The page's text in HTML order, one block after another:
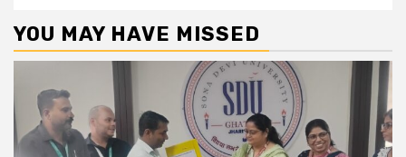
YOU MAY HAVE MISSED